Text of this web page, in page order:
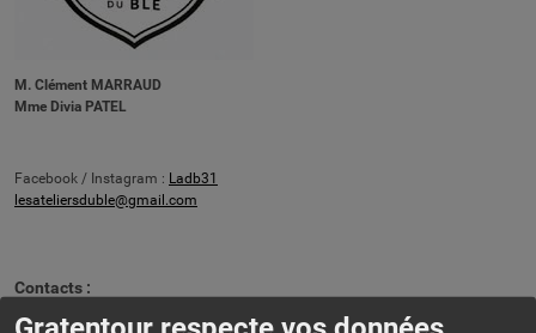
M. Clément MARRAUD
Mme Divia PATEL
Facebook / Instagram : Ladb31
lesateliersduble@gmail.com
Contacts :